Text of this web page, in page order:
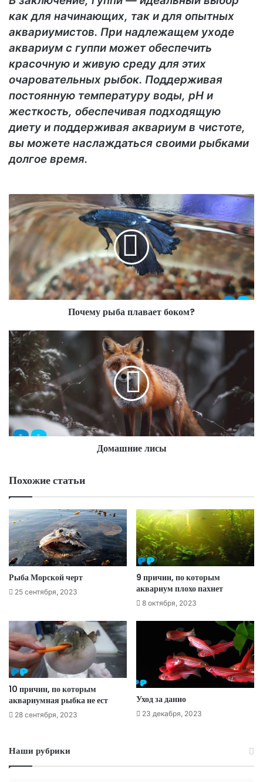
как для начинающих, так и для опытных
аквариумистов. При надлежащем уходе
аквариум с гуппи может обеспечить
красочную и живую среду для этих
очаровательных рыбок. Поддерживая
постоянную температуру воды, pH и
жесткость, обеспечивая подходящую
диету и поддерживая аквариум в чистоте,
вы можете наслаждаться своими рыбками
долгое время.
Почему рыба плавает боком?
Домашние лисы
Похожие статьи
Рыба Морской черт
25 сентября, 2023
9 причин, по которым
аквариум плохо пахнет
8 октября, 2023
10 причин, по которым
аквариумная рыбка не ест
28 сентября, 2023
Уход за данио
23 декабря, 2023
Наши рубрики